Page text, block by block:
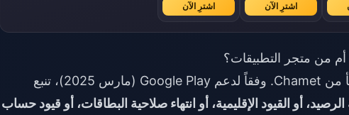
اشترِ الآن اشترِ الآن
في تسع حالات من أصل عشر، لا يكون الخطأ من Chamet. وفقاً لدعم Google Play (مارس 2025)، تنبع
أو القيود الإقليمية، أو انتهاء صلاحية البطاقات، أو قيود حساب